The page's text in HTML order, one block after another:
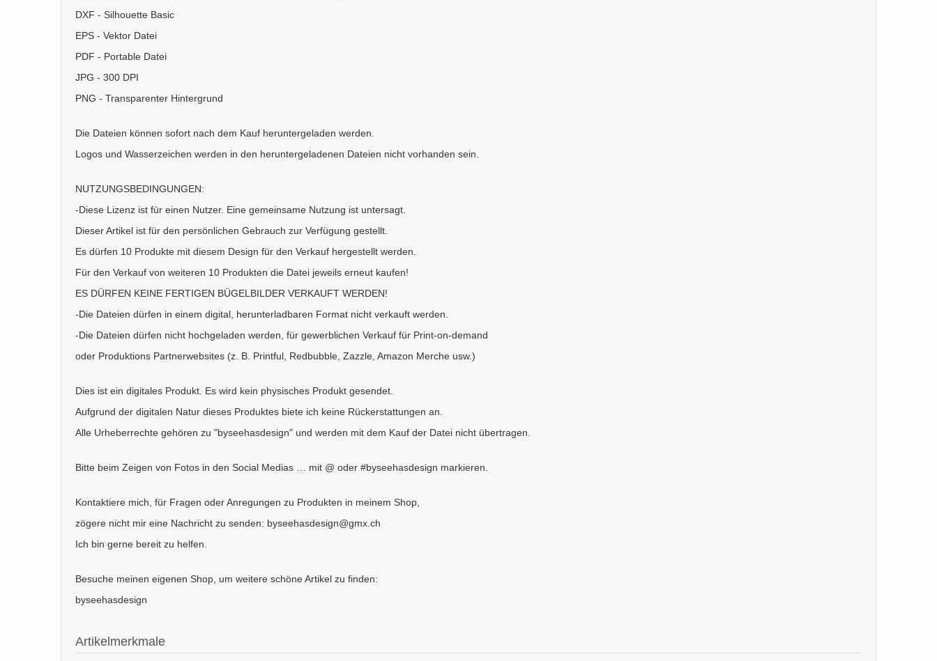
DXF - Silhouette Basic
EPS - Vektor Datei
PDF - Portable Datei
JPG - 300 DPI
PNG - Transparenter Hintergrund
Die Dateien können sofort nach dem Kauf heruntergeladen werden.
Logos und Wasserzeichen werden in den heruntergeladenen Dateien nicht vorhanden sein.
NUTZUNGSBEDINGUNGEN:
-Diese Lizenz ist für einen Nutzer. Eine gemeinsame Nutzung ist untersagt.
Dieser Artikel ist für den persönlichen Gebrauch zur Verfügung gestellt.
Es dürfen 10 Produkte mit diesem Design für den Verkauf hergestellt werden.
Für den Verkauf von weiteren 10 Produkten die Datei jeweils erneut kaufen!
ES DÜRFEN KEINE FERTIGEN BÜGELBILDER VERKAUFT WERDEN!
-Die Dateien dürfen in einem digital, herunterladbaren Format nicht verkauft werden.
-Die Dateien dürfen nicht hochgeladen werden, für gewerblichen Verkauf für Print-on-demand
oder Produktions Partnerwebsites (z. B. Printful, Redbubble, Zazzle, Amazon Merche usw.)
Dies ist ein digitales Produkt. Es wird kein physisches Produkt gesendet.
Aufgrund der digitalen Natur dieses Produktes biete ich keine Rückerstattungen an.
Alle Urheberrechte gehören zu "byseehasdesign" und werden mit dem Kauf der Datei nicht übertragen.
Bitte beim Zeigen von Fotos in den Social Medias … mit @ oder #byseehasdesign markieren.
Kontaktiere mich, für Fragen oder Anregungen zu Produkten in meinem Shop,
zögere nicht mir eine Nachricht zu senden: byseehasdesign@gmx.ch
Ich bin gerne bereit zu helfen.
Besuche meinen eigenen Shop, um weitere schöne Artikel zu finden:
byseehasdesign
Artikelmerkmale